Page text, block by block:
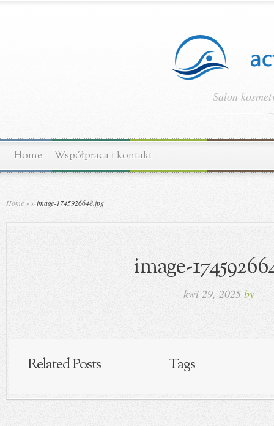
Salon
Home Współpraca i kontakt
Home » »image-1745926648.jpg
image-
kwi 29, 2025 by
Related Posts Tags